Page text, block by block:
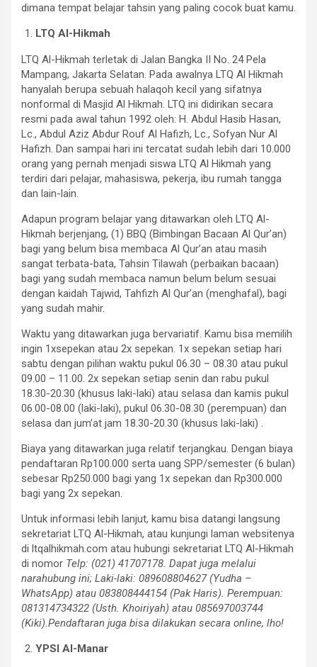
dimana tempat belajar tahsin yang paling cocok buat kamu.
LTQ Al-Hikmah
LTQ Al-Hikmah terletak di Jalan Bangka II No. 24 Pela
Mampang, Jakarta Selatan. Pada awalnya LTQ Al Hikmah
hanyalah berupa sebuah halaqoh kecil yang sifatnya
nonformal di Masjid Al Hikmah. LTQ ini didirikan secara
resmi pada awal tahun 1992 oleh: H. Abdul Hasib Hasan,
Lc., Abdul Aziz Abdur Rouf Al Hafizh, Lc., Sofyan Nur Al
Hafizh. Dan sampai hari ini tercatat sudah lebih dari 10.000
orang yang pernah menjadi siswa LTQ Al Hikmah yang
terdiri dari pelajar, mahasiswa, pekerja, ibu rumah tangga
dan lain-lain.
Adapun program belajar yang ditawarkan oleh LTQ Al-
Hikmah berjenjang, (1) BBQ (Bimbingan Bacaan Al Qur’an)
bagi yang belum bisa membaca Al Qur’an atau masih
sangat terbata-bata, Tahsin Tilawah (perbaikan bacaan)
bagi yang sudah membaca namun belum belum sesuai
dengan kaidah Tajwid, Tahfizh Al Qur’an (menghafal), bagi
yang sudah mahir.
Waktu yang ditawarkan juga bervariatif. Kamu bisa memilih
ingin 1xsepekan atau 2x sepekan. 1x sepekan setiap hari
sabtu dengan pilihan waktu pukul 06.30 – 08.30 atau pukul
09.00 – 11.00. 2x sepekan setiap senin dan rabu pukul
18.30-20.30 (khusus laki-laki) atau selasa dan kamis pukul
06.00-08.00 (laki-laki), pukul 06.30-08.30 (perempuan) dan
selasa dan jum’at jam 18.30-20.30 (khusus laki-laki) .
Biaya yang ditawarkan juga relatif terjangkau. Dengan biaya
pendaftaran Rp100.000 serta uang SPP/semester (6 bulan)
sebesar Rp250.000 bagi yang 1x sepekan dan Rp300.000
bagi yang 2x sepekan.
Untuk informasi lebih lanjut, kamu bisa datangi langsung
sekretariat LTQ Al-Hikmah, atau kunjungi laman websitenya
di ltqalhikmah.com atau hubungi sekretariat LTQ Al-Hikmah
di nomor Telp: (021) 41707178. Dapat juga melalui
narahubung ini; Laki-laki: 089608804627 (Yudha –
WhatsApp) atau 083808444154 (Pak Haris). Perempuan:
081314734322 (Usth. Khoiriyah) atau 085697003744
(Kiki).Pendaftaran juga bisa dilakukan secara online, lho!
YPSI Al-Manar